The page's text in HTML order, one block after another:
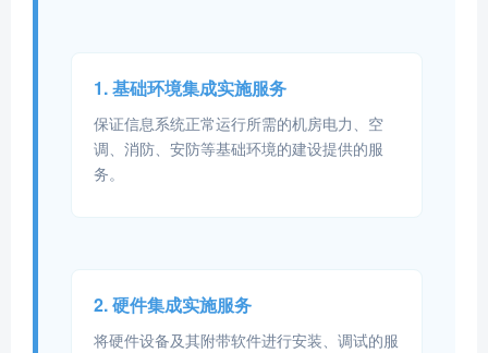
1. 基础环境集成实施服务
保证信息系统正常运行所需的机房电力、空
调、消防、安防等基础环境的建设提供的服
务。
2. 硬件集成实施服务
将硬件设备及其附带软件进行安装、调试的服